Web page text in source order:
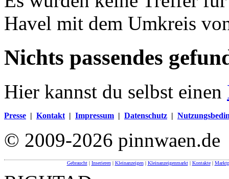
Havel mit dem Umkreis
Nichts passendes
Hier kannst du selbst einen
Presse | Kontakt | Impressum | Datenschutz |
© 2009-2026 pinnwaen.de
Gebraucht| Inserieren| Kleinanzeigen| Kleinanzeigenmarkt| Kontakte|